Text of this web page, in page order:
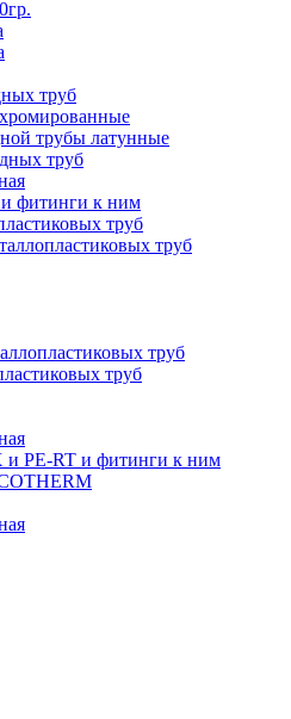
труб
трубы латунные
труб
фитинги к ним
труб
труб
труб
труб
и PE-RT и фитинги к ним